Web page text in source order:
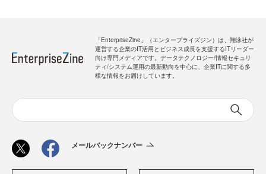
「EnterpriseZine」（エンタープライズジン）は、翔泳社が
運営する企業のIT活用とビジネス成長を支援するITリーダー
向け専門メディアです。データテクノロジー/情報セキュリ
ティ/システム運用の最新動向を中心に、企業ITに関する多
様な情報をお届けしています。
メールバックナンバー